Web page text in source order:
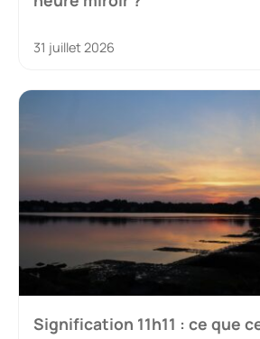
31 juillet 2026
Signification 11h11 : ce que